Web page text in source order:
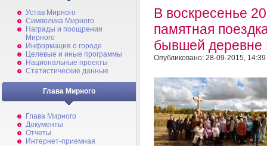
Устав Мирного
Символика Мирного
Награды и поощрения
Мирного
Информация о городе
Целевые и иные программы
Национальные проекты
Статистические данные
Глава Мирного
Глава Мирного
Документы
Отчеты
Интернет-приемная
В воскресенье
памятная
бывшей деревне
Опубликовано: 28-09-2015, 14:39